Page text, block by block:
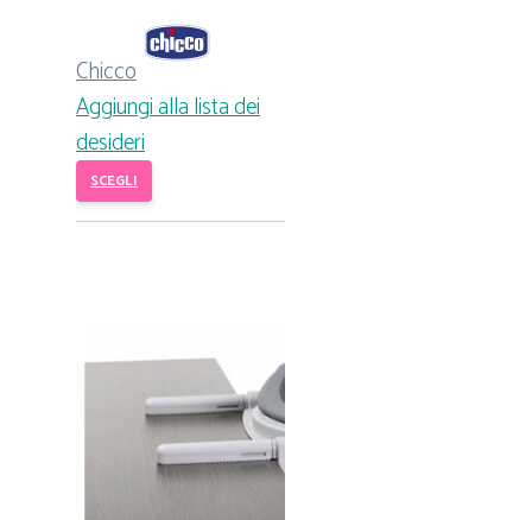
Chicco
Aggiungi alla lista dei
desideri
SCEGLI